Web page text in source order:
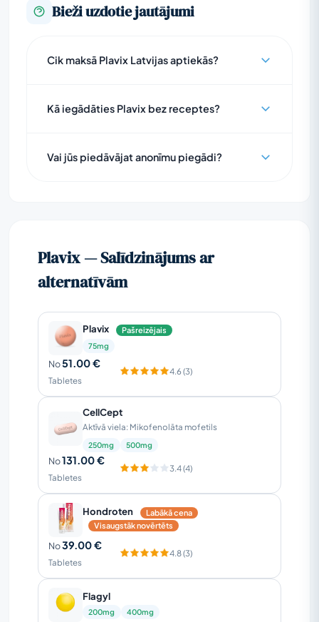
Bieži uzdotie jautājumi
Cik maksā Plavix Latvijas aptiekās?
Kā iegādāties Plavix bez receptes?
Vai jūs piedāvājat anonīmu piegādi?
Plavix — Salīdzinājums ar
alternatīvām
Plavix
Pašreizējais
75mg
No51.00 €
Tabletes
4.6 (3)
CellCept
Aktīvā viela: Mikofenolāta mofetils
250mg 500mg
No131.00 €
Tabletes
3.4 (4)
Hondroten
Labākā cena
Visaugstāk novērtēts
No39.00 €
Tabletes
4.8 (3)
Flagyl
200mg 400mg